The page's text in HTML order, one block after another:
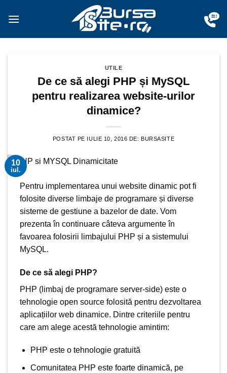
UTILE
De ce să alegi PHP și MySQL
pentru realizarea website-urilor
dinamice?
POSTAT PE IULIE 10, 2016 DE:BURSASITE
10
iul.
Pentru implementarea unui website dinamic pot fi
folosite diverse limbaje de programare și diverse
sisteme de gestiune a bazelor de date. Vom
prezenta în continuare câteva argumente în
favoarea folosirii limbajului PHP și a sistemului
MySQL.
De ce să alegi PHP?
PHP (limbaj de programare server-side) este o
tehnologie open source folosită pentru dezvoltarea
aplicațiilor web dinamice. Dintre criteriile pentru
care am alege acestă tehnologie amintim:
PHP este o tehnologie gratuită
Comunitatea PHP este foarte dinamică, pe